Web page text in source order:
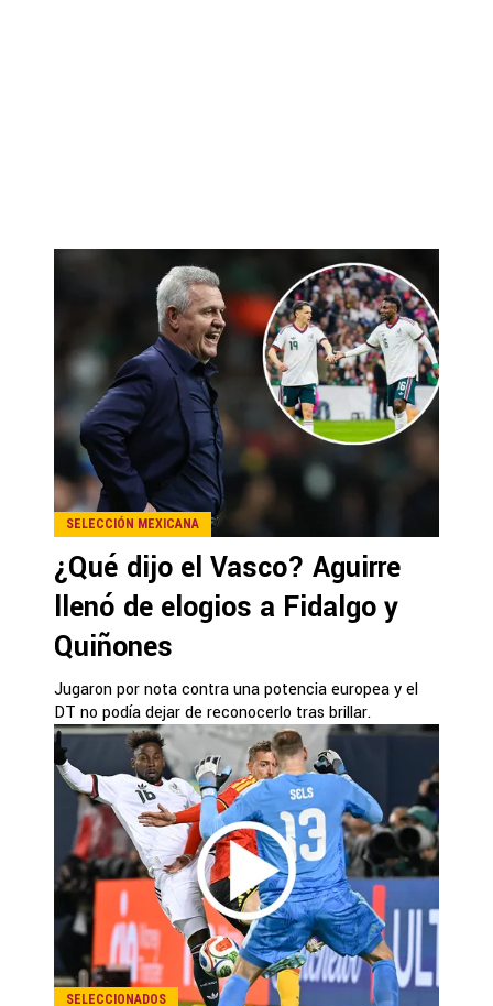
SELECCIÓN MEXICANA
¿Qué dijo el Vasco? Aguirre
llenó de elogios a Fidalgo y
Quiñones
Jugaron por nota contra una potencia europea y el
DT no podía dejar de reconocerlo tras brillar.
SELECCIONADOS